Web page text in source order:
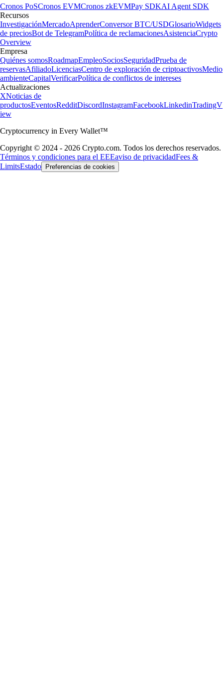
Cronos PoSCronos EVMCronos zkEVMPay SDKAI Agent SDK
Recursos
InvestigaciónMercadoAprenderConversor BTC/USDGlosarioWidgets
de preciosBot de TelegramPolítica de reclamacionesAsistenciaCrypto
Overview
Empresa
Quiénes somosRoadmapEmpleoSociosSeguridadPrueba de
reservasAfiliadoLicenciasCentro de exploración de criptoactivosMedio
ambienteCapitalVerificarPolítica de conflictos de intereses
Actualizaciones
XNoticias de
productosEventosRedditDiscordInstagramFacebookLinkedinTradingV
iew
Cryptocurrency in Every Wallet™
Copyright © 2024 - 2026 Crypto.com. Todos los derechos reservados.
Términos y condiciones para el EEEaviso de privacidadFees &
LimitsEstado Preferencias de cookies